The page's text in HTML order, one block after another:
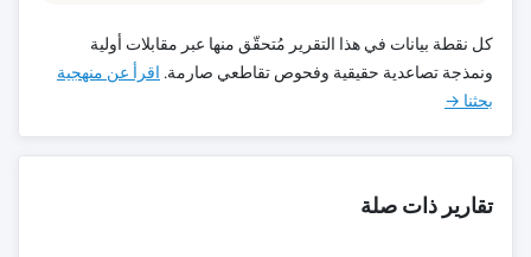
كل نقطة بيانات في هذا التقرير مُتحقّق منها عبر مقابلات أولية
ونمذجة تصاعدية حقيقية وفحوص تقاطعي صارمة. اقرأ عن منهجية
بحثنا →
تقارير ذات صلة